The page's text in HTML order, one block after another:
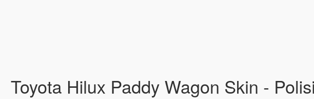
Toyota Hilux Paddy Wagon Skin -